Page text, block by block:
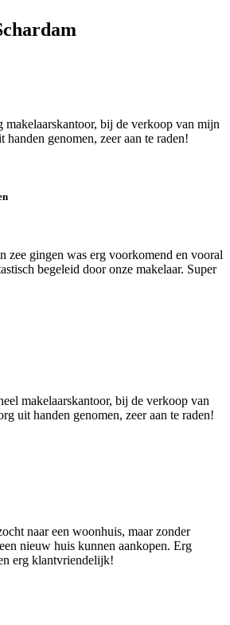
bij de verkoop van mijn
genomen, zeer aan te raden!
zee gingen was erg voorkomend en vooral
begeleid door onze makelaar. Super
makelaarskantoor, bij de verkoop van
uit handen genomen, zeer aan te raden!
naar een woonhuis, maar zonder
nieuw huis kunnen aankopen. Erg
erg klantvriendelijk!